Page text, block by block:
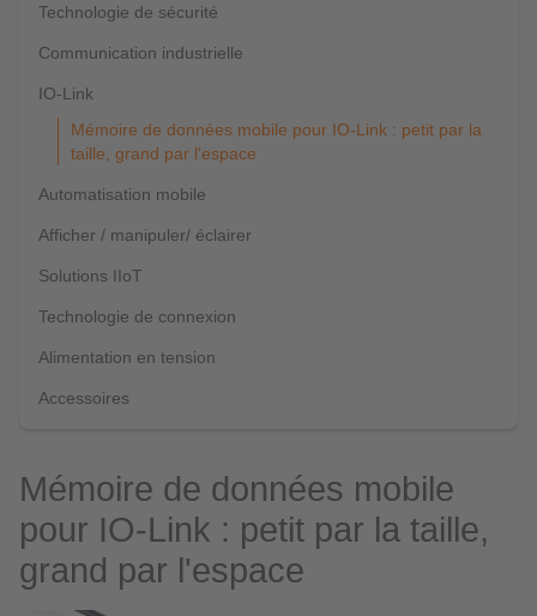
Technologie de sécurité
Communication industrielle
IO-Link
Mémoire de données mobile pour IO-Link : petit par la
taille, grand par l'espace
Automatisation mobile
Afficher / manipuler/ éclairer
Solutions IIoT
Technologie de connexion
Alimentation en tension
Accessoires
Mémoire de données mobile
pour IO-Link : petit par la taille,
grand par l'espace